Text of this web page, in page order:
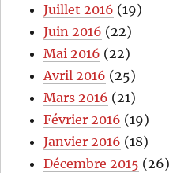
Juillet 2016 (19)
Juin 2016 (22)
Mai 2016 (22)
Avril 2016 (25)
Mars 2016 (21)
Février 2016 (19)
Janvier 2016 (18)
Décembre 2015 (26)